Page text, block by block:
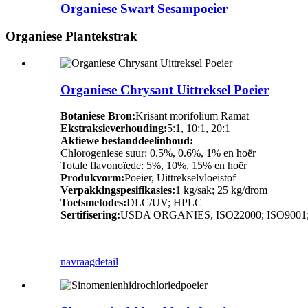
Organiese Swart Sesampoeier
Organiese Plantekstrak
Organiese Chrysant Uittreksel Poeier
Botaniese Bron:Krisant morifolium Ramat
Ekstraksieverhouding:5:1, 10:1, 20:1
Aktiewe bestanddeelinhoud:
Chlorogeniese suur: 0.5%, 0.6%, 1% en hoër
Totale flavonoïede: 5%, 10%, 15% en hoër
Produkvorm:Poeier, Uittrekselvloeistof
Verpakkingspesifikasies:1 kg/sak; 25 kg/drom
Toetsmetodes:DLC/UV; HPLC
Sertifisering:USDA ORGANIES, ISO22000;
navraagdetail